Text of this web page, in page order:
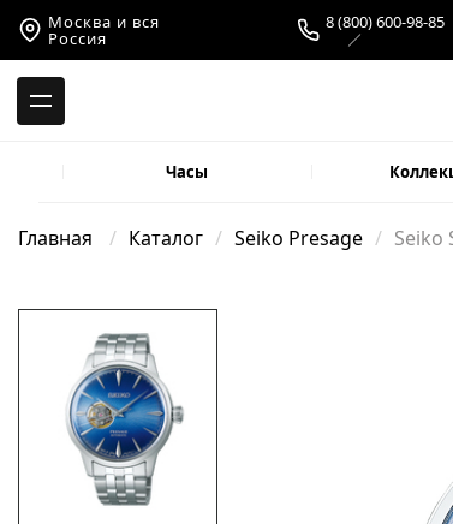
Москва и вся
Россия
8 (800) 600-98-85
Часы
Главная Каталог Seiko Presage Seiko